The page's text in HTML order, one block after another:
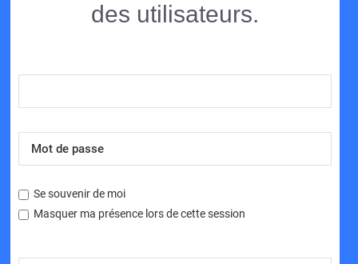
des utilisateurs.
Se souvenir de moi
Masquer ma présence lors de cette session